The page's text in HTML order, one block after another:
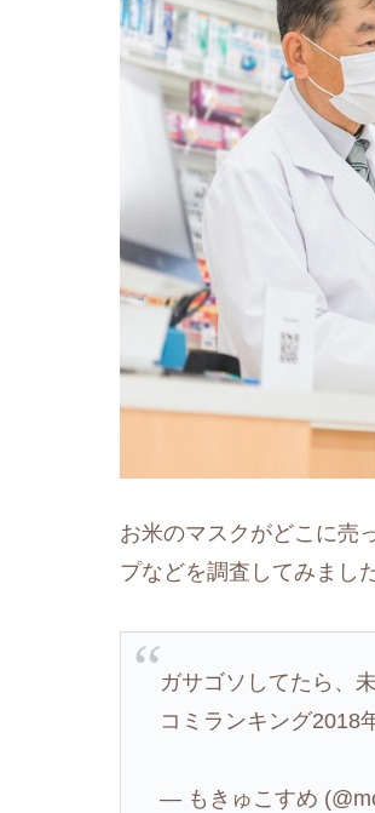
お米のマスクがどこに売
プなどを調査してみました
ガサゴソしてたら、
コミランキング2018
— もきゅこすめ